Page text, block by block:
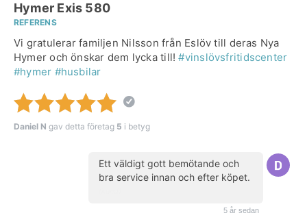
Hymer Exis 580
REFERENS
Vi gratulerar familjen Nilsson från Eslöv till deras Nya
Hymer och önskar dem lycka till!#vinslövsfritidscenter
#hymer #husbilar
Daniel N gav detta företag 5 i betyg
Ett väldigt gott bemötande och
bra service innan och efter köpet.
5 år sedan